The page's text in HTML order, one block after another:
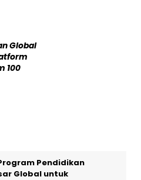
Global
100
Pendidikan
Global untuk